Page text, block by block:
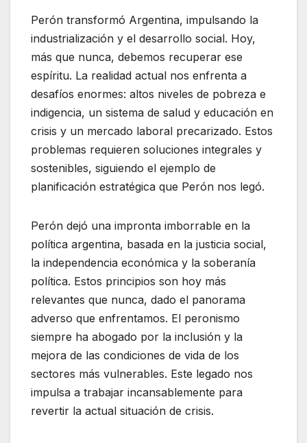
Perón transformó Argentina, impulsando la
industrialización y el desarrollo social. Hoy,
más que nunca, debemos recuperar ese
espíritu. La realidad actual nos enfrenta a
desafíos enormes: altos niveles de pobreza e
indigencia, un sistema de salud y educación en
crisis y un mercado laboral precarizado. Estos
problemas requieren soluciones integrales y
sostenibles, siguiendo el ejemplo de
planificación estratégica que Perón nos legó.
Perón dejó una impronta imborrable en la
política argentina, basada en la justicia social,
la independencia económica y la soberanía
política. Estos principios son hoy más
relevantes que nunca, dado el panorama
adverso que enfrentamos. El peronismo
siempre ha abogado por la inclusión y la
mejora de las condiciones de vida de los
sectores más vulnerables. Este legado nos
impulsa a trabajar incansablemente para
revertir la actual situación de crisis.